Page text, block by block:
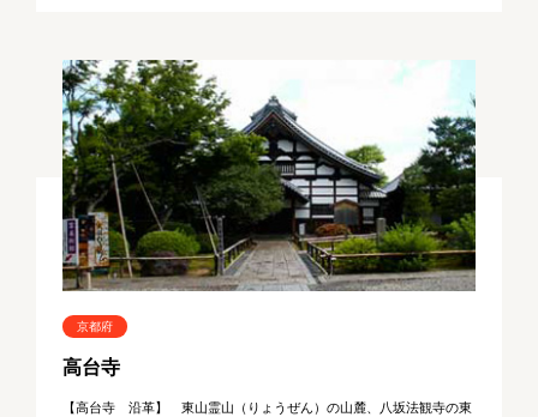
京都府
高台寺
【高台寺 沿革】 東山霊山（りょうぜん）の山麓、八坂法観寺の東